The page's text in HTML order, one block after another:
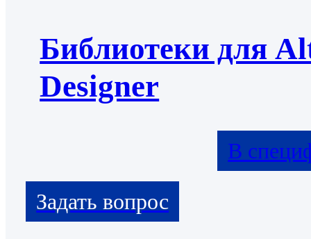
Библиотеки для
Designer
В